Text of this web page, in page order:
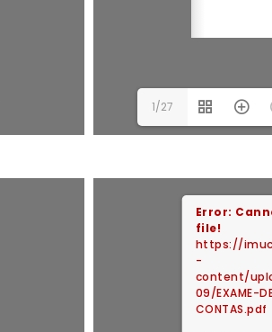
1/27
Error:
file!
https://
-
content/
09/EXAME-
CONTAS.pdf